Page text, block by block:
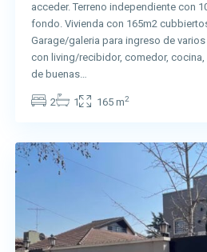
acceder. Terreno independiente con
fondo. Vivienda con 165m2
Garage/galeria para ingreso de
con living/recibidor, comedor,
de buenas…
2 1 165 m2
San